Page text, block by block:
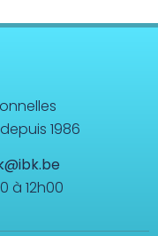
1986
à 12h00